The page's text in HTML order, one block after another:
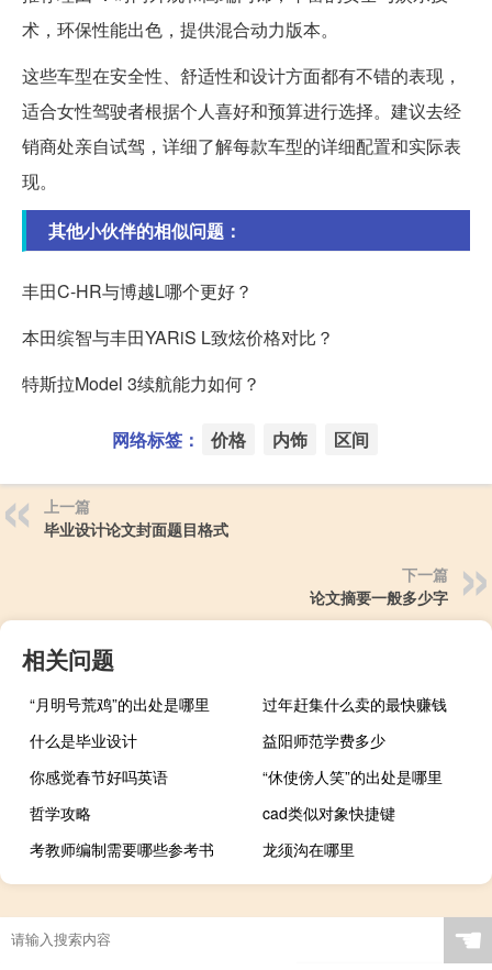
术，环保性能出色，提供混合动力版本。
这些车型在安全性、舒适性和设计方面都有不错的表现，
适合女性驾驶者根据个人喜好和预算进行选择。建议去经
销商处亲自试驾，详细了解每款车型的详细配置和实际表
现。
其他小伙伴的相似问题：
丰田C-HR与博越L哪个更好？
本田缤智与丰田YARiS L致炫价格对比？
特斯拉Model 3续航能力如何？
网络标签： 价格 内饰 区间
上一篇
毕业设计论文封面题目格式
下一篇
论文摘要一般多少字
相关问题
“月明号荒鸡”的出处是哪里
过年赶集什么卖的最快赚钱
什么是毕业设计
益阳师范学费多少
你感觉春节好吗英语
“休使傍人笑”的出处是哪里
哲学攻略
cad类似对象快捷键
考教师编制需要哪些参考书
龙须沟在哪里
☚